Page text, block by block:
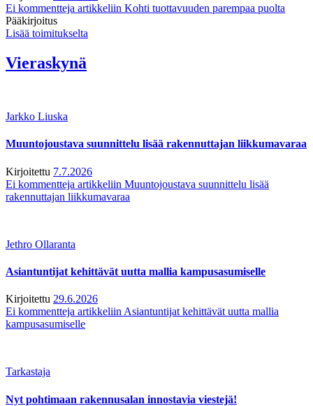
Ei kommentteja artikkeliin Kohti tuottavuuden parempaa puolta
Pääkirjoitus
Lisää toimitukselta
Vieraskynä
Jarkko Liuska
Muuntojoustava suunnittelu lisää rakennuttajan liikkumavaraa
Kirjoitettu 7.7.2026
Ei kommentteja artikkeliin Muuntojoustava suunnittelu lisää
rakennuttajan liikkumavaraa
Jethro Ollaranta
Asiantuntijat kehittävät uutta mallia kampusasumiselle
Kirjoitettu 29.6.2026
Ei kommentteja artikkeliin Asiantuntijat kehittävät uutta mallia
kampusasumiselle
Tarkastaja
Nyt pohtimaan rakennusalan innostavia viestejä!